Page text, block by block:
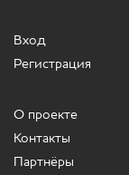
Вход
Регистрация
О проекте
Контакты
Партнёры